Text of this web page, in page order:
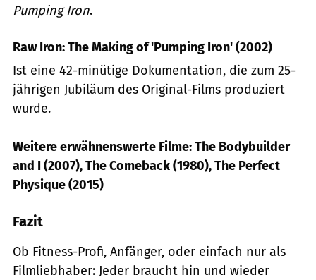
Pumping Iron.
Raw Iron: The Making of 'Pumping Iron' (2002)
Ist eine 42-minütige Dokumentation, die zum 25-
jährigen Jubiläum des Original-Films produziert
wurde.
Weitere erwähnenswerte Filme: The Bodybuilder
and I (2007), The Comeback (1980), The Perfect
Physique (2015)
Fazit
Ob Fitness-Profi, Anfänger, oder einfach nur als
Filmliebhaber: Jeder braucht hin und wieder